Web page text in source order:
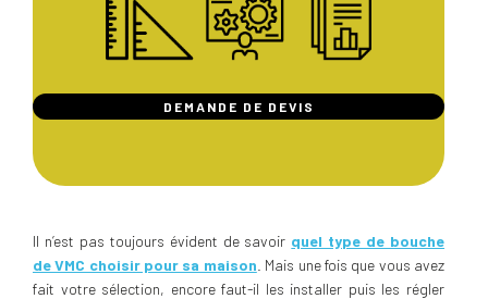
DEMANDE DE DEVIS
Il n’est pas toujours évident de savoir quel type de bouche
de VMC choisir pour sa maison . Mais une fois que vous avez
fait votre sélection, encore faut-il les installer puis les régler